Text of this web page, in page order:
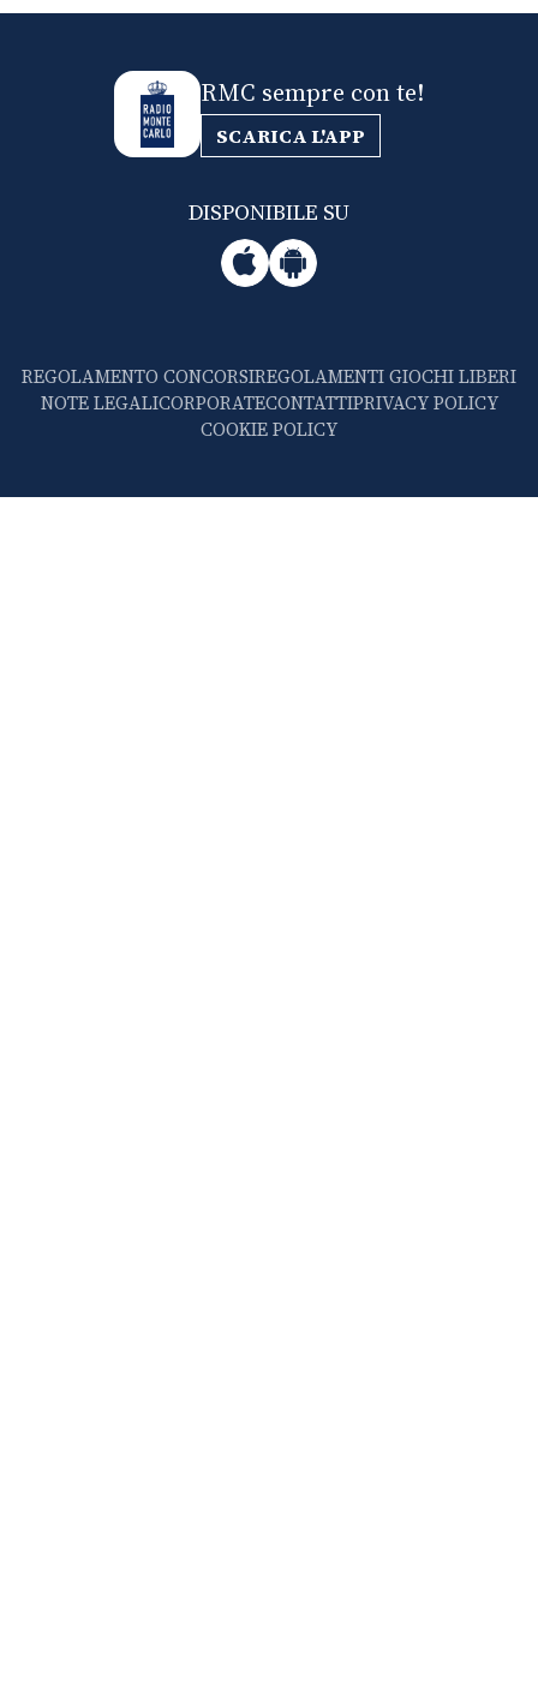
RMC sempre con te!
SCARICA L'APP
DISPONIBILE SU
REGOLAMENTO CONCORSIREGOLAMENTI GIOCHI LIBERI
NOTE LEGALICORPORATECONTATTIPRIVACY POLICY
COOKIE POLICY